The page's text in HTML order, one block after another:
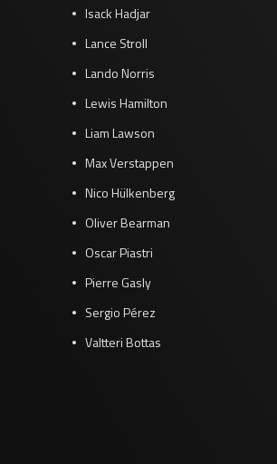
Isack Hadjar
Lance Stroll
Lando Norris
Lewis Hamilton
Liam Lawson
Max Verstappen
Nico Hülkenberg
Oliver Bearman
Oscar Piastri
Pierre Gasly
Sergio Pérez
Valtteri Bottas